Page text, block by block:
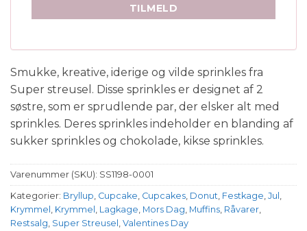
TILMELD
Smukke, kreative, iderige og vilde sprinkles fra
Super streusel. Disse sprinkles er designet af 2
søstre, som er sprudlende par, der elsker alt med
sprinkles. Deres sprinkles indeholder en blanding af
sukker sprinkles og chokolade, kikse sprinkles.
Varenummer (SKU): SS1198-0001
Kategorier: Bryllup Cupcake Cupcakes Donut Festkage Jul
Krymmel Krymmel Lagkage Mors Dag Muffins Råvarer
Restsalg Super Streusel Valentines Day